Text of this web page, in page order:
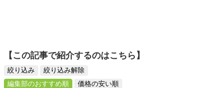
【この記事で紹介するのはこちら】
絞り込み
絞り込み解除
編集部のおすすめ順
価格の安い順